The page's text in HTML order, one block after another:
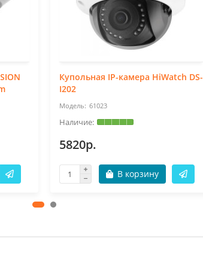
Купольная IP-камера HiWatch DS-
I202
61023
5820р.
В корзину